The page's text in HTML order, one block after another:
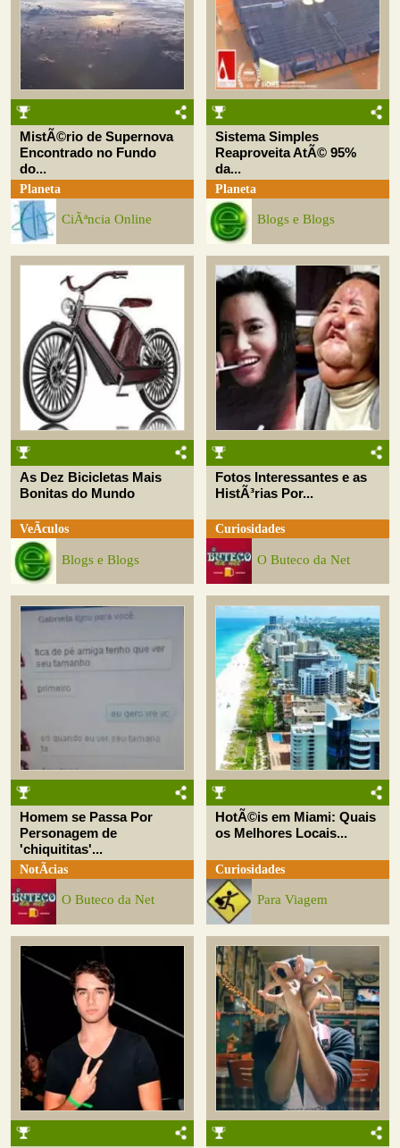
MistÃ©rio de Supernova
Encontrado no Fundo
do...
Planeta
CiÃªncia Online
Sistema Simples
Reaproveita AtÃ© 95%
da...
Planeta
Blogs e Blogs
As Dez Bicicletas Mais
Bonitas do Mundo
VeÃ­culos
Blogs e Blogs
Fotos Interessantes e as
HistÃ³rias Por...
Curiosidades
O Buteco da Net
Homem se Passa Por
Personagem de
'chiquititas'...
NotÃ­cias
O Buteco da Net
HotÃ©is em Miami: Quais
os Melhores Locais...
Curiosidades
Para Viagem